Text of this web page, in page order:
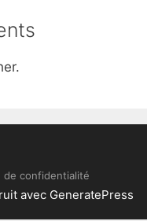
de confidentialité
avec GeneratePress